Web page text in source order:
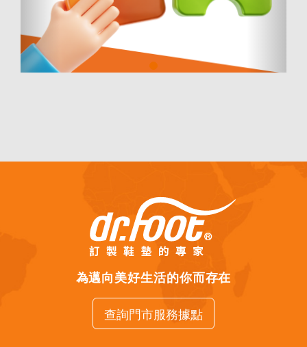
為邁向美好生活的你而存在
查詢門市服務據點